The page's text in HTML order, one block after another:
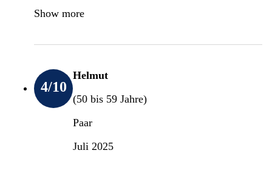
Show more
4/10
Helmut
(50 bis 59 Jahre)
Paar
Juli 2025